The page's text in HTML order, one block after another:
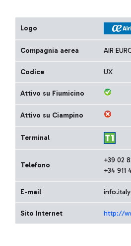
Logo
Compagnia aerea AIR
Codice UX
Attivo su Fiumicino
Attivo su Ciampino
Terminal
Telefono
+39 02
+34 911
E-mail
Sito Internet http://